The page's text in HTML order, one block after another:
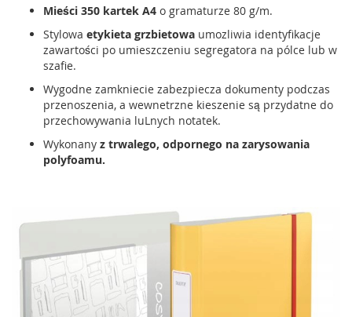
Mieści 350 kartek A4 o gramaturze 80 g/m.
Stylowa etykieta grzbietowa umozliwia identyfikacje
zawartości po umieszczeniu segregatora na pólce lub w
szafie.
Wygodne zamkniecie zabezpiecza dokumenty podczas
przenoszenia, a wewnetrzne kieszenie są przydatne do
przechowywania luLnych notatek.
Wykonany z trwalego, odpornego na zarysowania
polyfoamu.